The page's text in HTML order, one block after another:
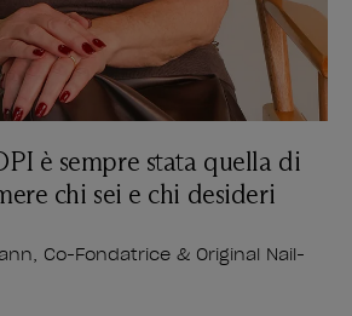
è sempre stata quella di
chi sei e chi desideri
Co-Fondatrice & Original Nail-